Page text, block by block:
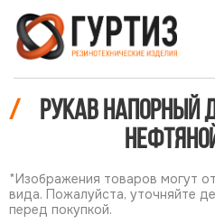
/
Рукав напорный
*Изображения товаров могут
вида. Пожалуйста, уточняйте
перед покупкой.